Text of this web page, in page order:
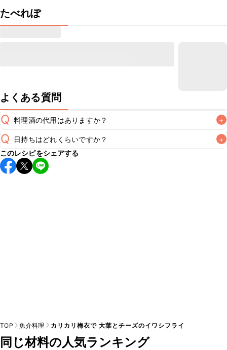
たべれぽ
よくある質問
Q 料理酒の代用はありますか？ +
A
Q 日持ちはどれくらいですか？ +
保存期間は冷蔵で翌日中が目安です。なるべくお早めにお召
し上がりください。
このレシピをシェアする
TOP 魚介料理 カリカリ梅衣で 大葉とチーズのイワシフライ
同じ材料の人気ランキング